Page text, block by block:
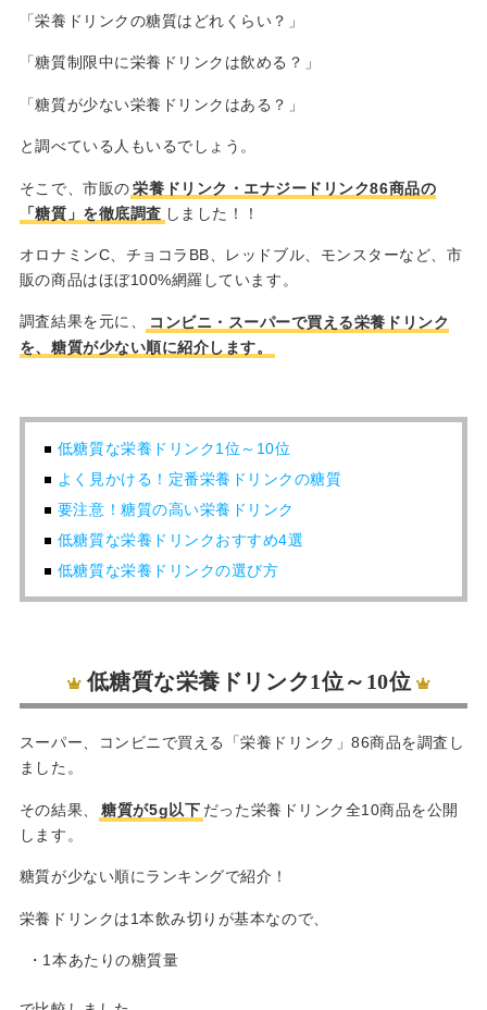
「栄養ドリンクの糖質はどれくらい？」
「糖質制限中に栄養ドリンクは飲める？」
「糖質が少ない栄養ドリンクはある？」
と調べている人もいるでしょう。
そこで、市販の 栄養ドリンク・エナジードリンク86商品の
「糖質」を徹底調査 しました！！
オロナミンC、チョコラBB、レッドブル、モンスターなど、市
販の商品はほぼ100%網羅しています。
調査結果を元に、
コンビニ・スーパーで買える栄養ドリンク
を、糖質が少ない順に紹介します。
低糖質な栄養ドリンク1位～10位
よく見かける！定番栄養ドリンクの糖質
要注意！糖質の高い栄養ドリンク
低糖質な栄養ドリンクおすすめ4選
低糖質な栄養ドリンクの選び方
低糖質な栄養ドリンク1位～10位
スーパー、コンビニで買える「栄養ドリンク」86商品を調査し
ました。
その結果、 糖質が5g以下 だった栄養ドリンク全10商品を公開
します。
糖質が少ない順にランキングで紹介！
栄養ドリンクは1本飲み切りが基本なので、
・1本あたりの糖質量